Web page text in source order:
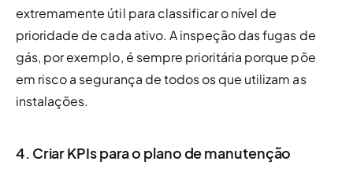
extremamente útil para classificar o nível de
prioridade de cada ativo. A inspeção das fugas de
gás, por exemplo, é sempre prioritária porque põe
em risco a segurança de todos os que utilizam as
instalações.
4. Criar KPIs para o plano de manutenção